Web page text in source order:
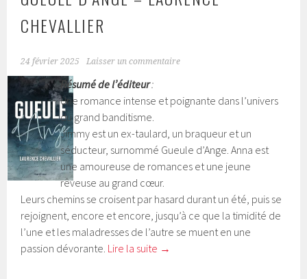
CHEVALLIER
24 février 2025 Laisser un commentaire
Résumé de l’éditeur:
Une romance intense et poignante dans l’univers
du grand banditisme.
Jimmy est un ex-taulard, un braqueur et un
séducteur, surnommé Gueule d’Ange. Anna est
une amoureuse de romances et une jeune
rêveuse au grand cœur.
Leurs chemins se croisent par hasard durant un été, puis se
rejoignent, encore et encore, jusqu’à ce que la timidité de
l’une et les maladresses de l’autre se muent en une
passion dévorante. Lire la suite →